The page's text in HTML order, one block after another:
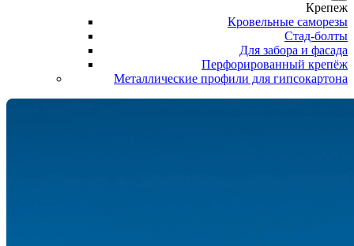
Крепеж
Кровельные саморезы
Стад-болты
Для забора и фасада
Перфорированный крепёж
Металлические профили для гипсокартона